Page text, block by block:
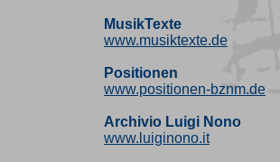
MusikTexte
www.musiktexte.de
Positionen
www.positionen-bznm.de
Archivio Luigi Nono
www.luiginono.it